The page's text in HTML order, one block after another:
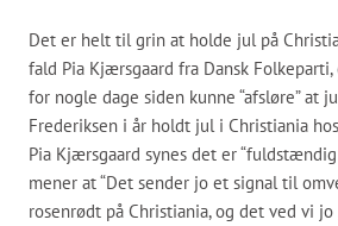
Det er helt til grin at holde jul på
fald Pia Kjærsgaard fra Dansk
for nogle dage siden kunne “afsløre” at
Frederiksen i år holdt jul i Christiania
Pia Kjærsgaard synes det er
mener at “Det sender jo et signal til
rosenrødt på Christiania, og det ved vi